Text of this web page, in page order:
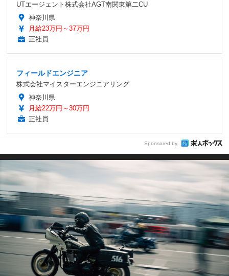
UTエージェント株式会社AGT南関東第二CU
神奈川県
月給23万円～37万円
正社員
フィールドエンジニア
株式会社マイスターエンジニアリング
神奈川県
月給22万円～30万円
正社員
Sponsored by